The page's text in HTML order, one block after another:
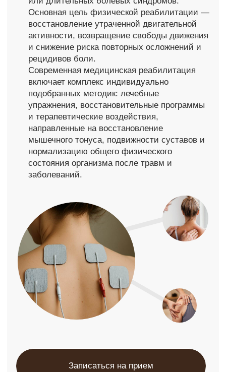
включает комплекс индивидуально
подобранных методик: лечебные
упражнения, восстановительные программы
и терапевтические воздействия,
направленные на восстановление
мышечного тонуса, подвижности суставов и
нормализацию общего физического
состояния организма после травм и
заболеваний.
Записаться на прием
Написать в WhatsApp
Физическая реабилитация
направлена на восстановление
подвижности, снижение боли,
хронических состояниях опорно-
двигательной и нервной системы.